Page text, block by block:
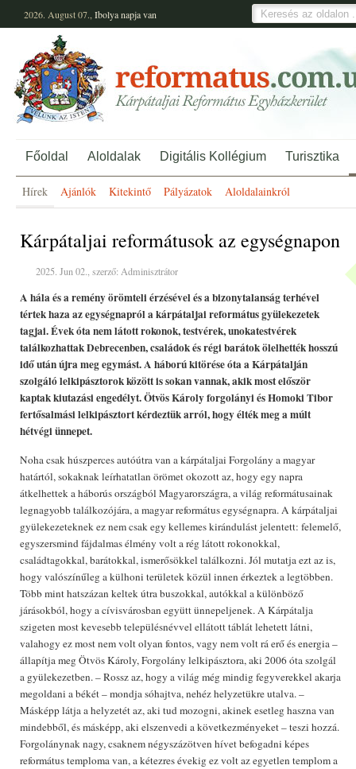
2026. August 07., Ibolyanapja van
Főoldal Aloldalak Digitális Kollégium Turisztika
Hírek Ajánlók Kitekintő Pályázatok Aloldalainkról
Kárpátaljai reformátusok az egységnapon
2025. Jun 02., szerző: Adminisztrátor
A hála és a remény örömteli érzésével és a bizonytalanság terhével
tértek haza az egységnapról a kárpátaljai református gyülekezetek
tagjai. Évek óta nem látott rokonok, testvérek, unokatestvérek
találkozhattak Debrecenben, családok és régi barátok ölelhették hosszú
idő után újra meg egymást. A háború kitörése óta a Kárpátalján
szolgáló lelkipásztorok között is sokan vannak, akik most először
kaptak kiutazási engedélyt. Ötvös Károly forgolányi és Homoki Tibor
fertősalmási lelkipásztort kérdeztük arról, hogy élték meg a múlt
hétvégi ünnepet.
Noha csak húszperces autóútra van a kárpátaljai Forgolány a magyar
határtól, sokaknak leírhatatlan örömet okozott az, hogy egy napra
átkelhettek a háborús országból Magyarországra, a világ reformátusainak
legnagyobb találkozójára, a magyar református egységnapra. A kárpátaljai
gyülekezeteknek ez nem csak egy kellemes kirándulást jelentett: felemelő,
egyszersmind fájdalmas élmény volt a rég látott rokonokkal,
családtagokkal, barátokkal, ismerősökkel találkozni. Jól mutatja ezt az is,
hogy valószínűleg a külhoni területek közül innen érkeztek a legtöbben.
Több mint hatszázan keltek útra buszokkal, autókkal a különböző
járásokból, hogy a cívisvárosban együtt ünnepeljenek. A Kárpátalja
szigeten most kevesebb településnévvel ellátott táblát lehetett látni,
valahogy ez most nem volt olyan fontos, vagy nem volt rá erő és energia –
állapítja meg Ötvös Károly, Forgolány lelkipásztora, aki 2006 óta szolgál
a gyülekezetben. – Rossz az, hogy a világ még mindig fegyverekkel akarja
megoldani a békét – mondja sóhajtva, nehéz helyzetükre utalva. –
Másképp látja a helyzetét az, aki tud mozogni, akinek esetleg haszna van
mindebből, és másképp, aki elszenvedi a következményeket – teszi hozzá.
Forgolánynak nagy, csaknem négyszázötven hívet befogadni képes
református temploma van, a kétezres évekig ez volt az egyetlen templom a